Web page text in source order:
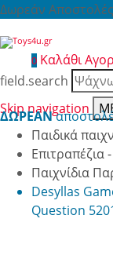
Δωρεάν
0 Καλάθι
field.search
Skip navigation
ΔΩΡΕΑΝ
Παιδικά
Επιτραπέζια
Παιχνίδια
Desyllas
Question